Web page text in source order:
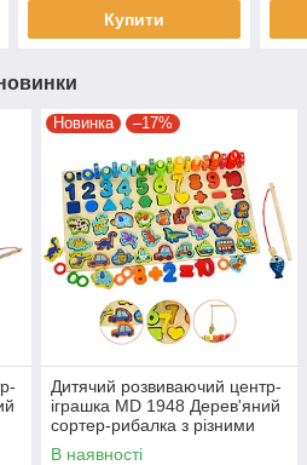
Купити
Новинка –17%
Дитячий розвиваючий центр-
іграшка MD 1948 Дерев'яний
сортер-рибалка з різними
фігурками
В наявності